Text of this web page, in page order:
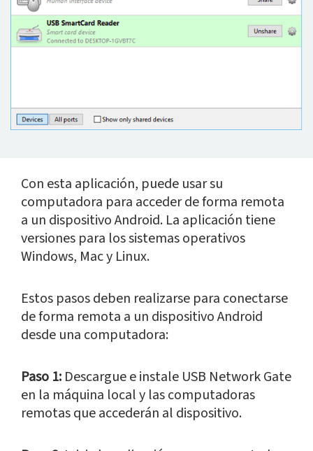
Con esta aplicación, puede usar su
computadora para acceder de forma remota
a un dispositivo Android. La aplicación tiene
versiones para los sistemas operativos
Windows, Mac y Linux.
Estos pasos deben realizarse para conectarse
de forma remota a un dispositivo Android
desde una computadora:
Paso 1: Descargue e instale USB Network Gate
en la máquina local y las computadoras
remotas que accederán al dispositivo.